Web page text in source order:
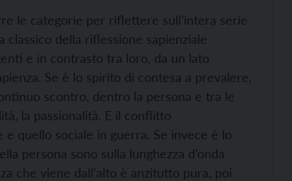
le categorie per riflettere sull’intera serie
della riflessione sapienziale
e in contrasto tra loro, da un lato
Se è lo spirito di contesa a prevalere,
scontro, dentro la persona e tra le
la passionalità. E il conflitto
quello sociale in guerra. Se invece è lo
persona sono sulla lunghezza d’onda
che viene dall’alto è anzitutto pura, poi